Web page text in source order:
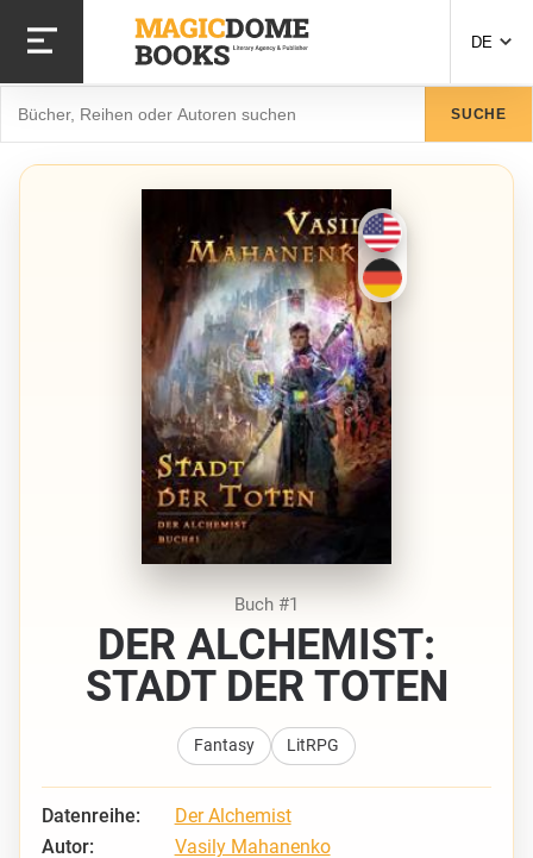
zum
Inhalt
DE
SUCHE
Buch #1
DER ALCHEMIST:
STADT DER TOTEN
Fantasy LitRPG
Datenreihe:
Der Alchemist
Autor:
Vasily Mahanenko